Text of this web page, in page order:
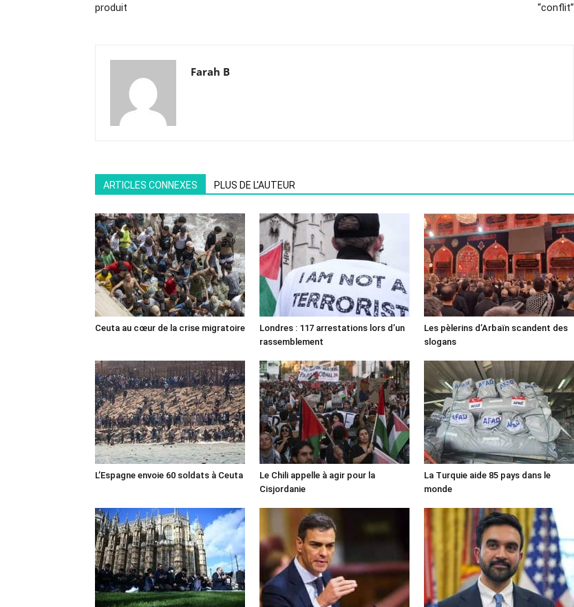
produit
“conflit”
Farah B
ARTICLES CONNEXES PLUS DE L'AUTEUR
Ceuta au cœur de la crise migratoire
Londres : 117 arrestations lors d’un
rassemblement
Les pèlerins d’Arbaïn scandent des
slogans
L’Espagne envoie 60 soldats à Ceuta
Le Chili appelle à agir pour la
Cisjordanie
La Turquie aide 85 pays dans le
monde